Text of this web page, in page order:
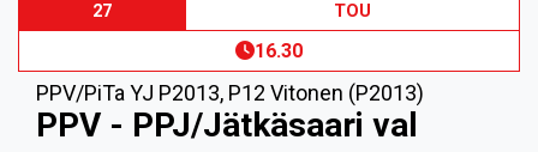
27 TOU
16.30
PPV/PiTa YJ P2013, P12 Vitonen (P2013)
PPV - PPJ/Jätkäsaari val